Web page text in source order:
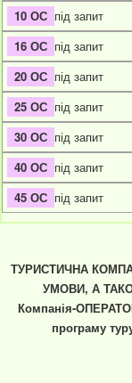
під запит
під запит
під запит
під запит
під запит
під запит
під запит
ТУРИСТИЧНА
УМОВИ, А
Компанія-
програму